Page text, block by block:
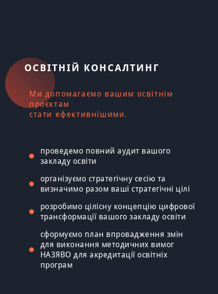
ОСВІТНІЙ КОНСАЛТИНГ
Ми допомагаємо вашим освітнім
проєктам
стати ефективнішими.
проведемо повний аудит вашого
закладу освіти
організуємо стратегічну сесію та
визначимо разом ваші стратегічні цілі
розробимо цілісну концепцію цифрової
трансформації вашого закладу освіти
сформуємо план впровадження змін
для виконання методичних вимог
НАЗЯВО для акредитації освітніх
програм